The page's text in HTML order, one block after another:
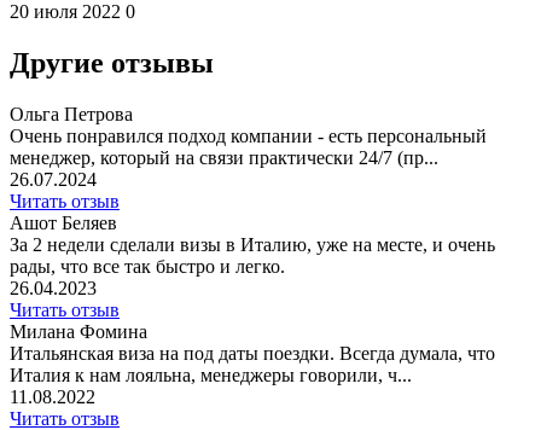
20 июля 2022 0
Другие отзывы
Ольга Петрова
Очень понравился подход компании - есть персональный
менеджер, который на связи практически 24/7 (пр...
26.07.2024
Читать отзыв
Ашот Беляев
За 2 недели сделали визы в Италию, уже на месте, и очень
рады, что все так быстро и легко.
26.04.2023
Читать отзыв
Милана Фомина
Итальянская виза на под даты поездки. Всегда думала, что
Италия к нам лояльна, менеджеры говорили, ч...
11.08.2022
Читать отзыв